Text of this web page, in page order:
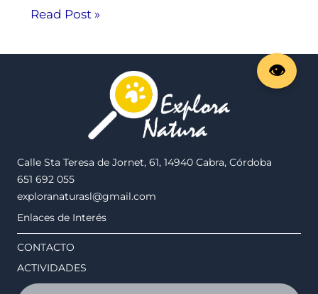
Read Post »
Calle Sta Teresa de Jornet, 61, 14940 Cabra, Córdoba
651 692 055
exploranaturasl@gmail.com
Enlaces de Interés
CONTACTO
ACTIVIDADES